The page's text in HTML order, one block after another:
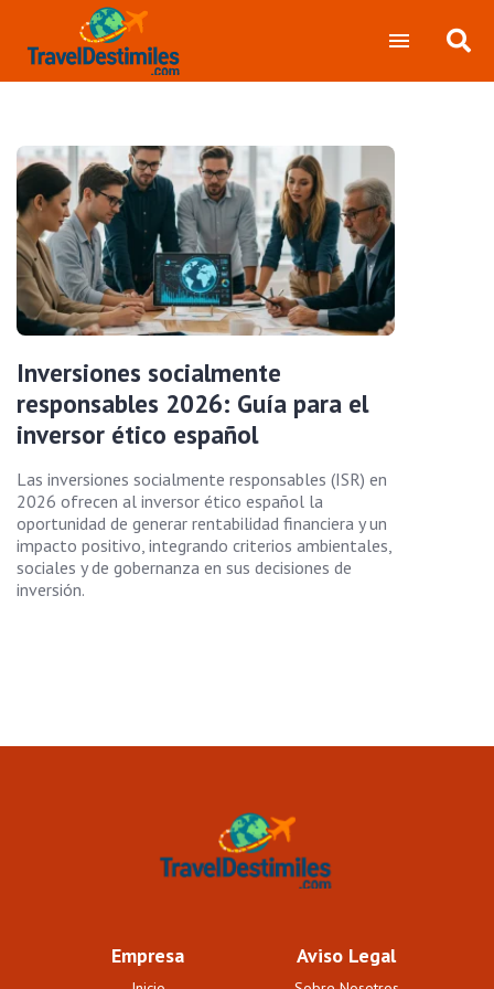
Inversiones socialmente
responsables 2026: Guía para el
inversor ético español
Las inversiones socialmente responsables (ISR) en
2026 ofrecen al inversor ético español la
oportunidad de generar rentabilidad financiera y un
impacto positivo, integrando criterios ambientales,
sociales y de gobernanza en sus decisiones de
inversión.
Empresa Aviso Legal